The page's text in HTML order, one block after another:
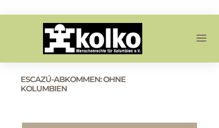
ESCAZÚ-ABKOMMEN: OHNE
KOLUMBIEN